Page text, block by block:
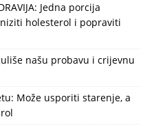
Jedna porcija
holesterol i popraviti
našu probavu i crijevnu
Može usporiti starenje, a